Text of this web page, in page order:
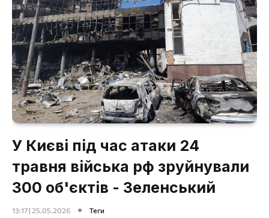
У Києві під час атаки 24
травня війська рф зруйнували
300 об'єктів - Зеленський
13:17 | 25.05.2026 Теги